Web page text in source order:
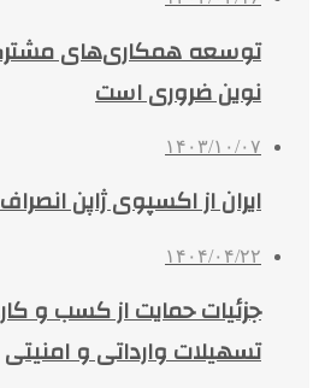
توسعه همکاری‌های
نوین ضروری است
۱۴۰۳/۱۰/۰۷
ایران از اکسپوی ژاپن
۱۴۰۴/۰۴/۲۲
جزئیات حمایت از کسب و
تسهیلات وارداتی و امنیتی